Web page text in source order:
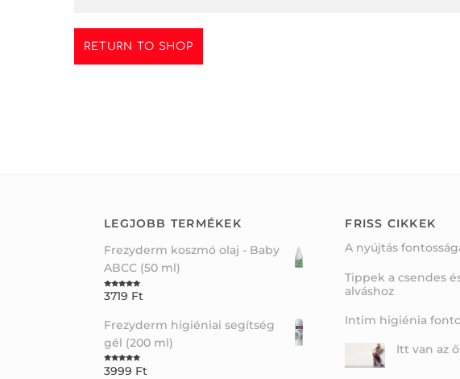
RETURN TO SHOP
LEGJOBB TERMÉKEK
Frezyderm koszmó olaj - Baby
ABCC (50 ml)
Rated5.00
out of 5
3719 Ft
Frezyderm higiéniai segítség
gél (200 ml)
Rated5.00
out of 5
3999 Ft
FRISS CIKKEK
A nyújtás
Tippek a csendes
alváshoz
Intim higiénia
Itt van az